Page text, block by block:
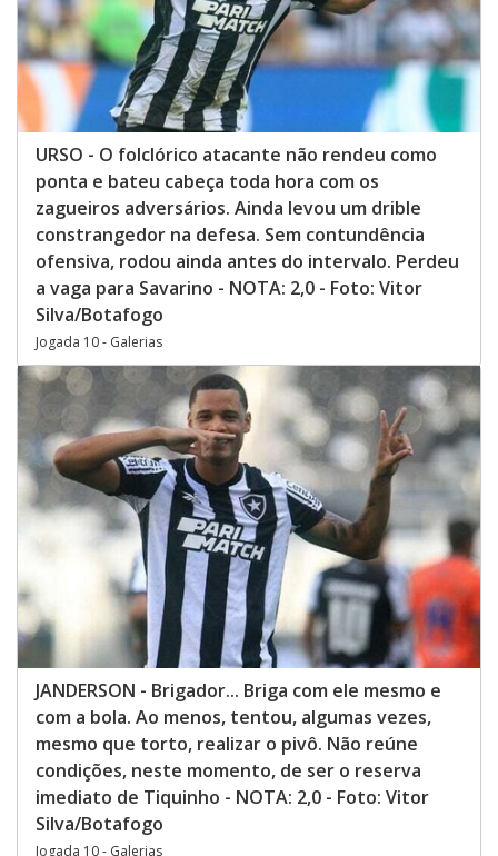
URSO - O folclórico atacante não rendeu como
ponta e bateu cabeça toda hora com os
zagueiros adversários. Ainda levou um drible
constrangedor na defesa. Sem contundência
ofensiva, rodou ainda antes do intervalo. Perdeu
a vaga para Savarino - NOTA: 2,0 - Foto: Vitor
Silva/Botafogo
Jogada 10 - Galerias
JANDERSON - Brigador... Briga com ele mesmo e
com a bola. Ao menos, tentou, algumas vezes,
mesmo que torto, realizar o pivô. Não reúne
condições, neste momento, de ser o reserva
imediato de Tiquinho - NOTA: 2,0 - Foto: Vitor
Silva/Botafogo
Jogada 10 - Galerias